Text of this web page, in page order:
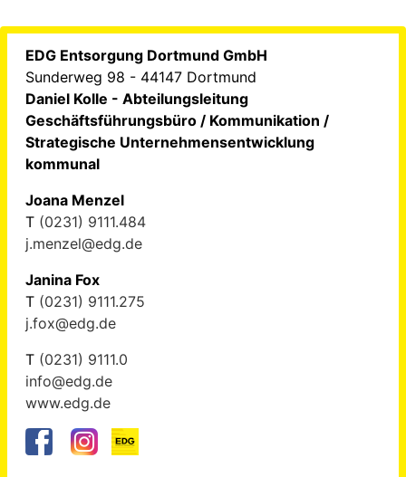
EDG Entsorgung Dortmund GmbH
Sunderweg 98 - 44147 Dortmund
Daniel Kolle - Abteilungsleitung
Geschäftsführungsbüro / Kommunikation /
Strategische Unternehmensentwicklung
kommunal
Joana Menzel
T (0231) 9111.484
j.menzel@edg.de
Janina Fox
T (0231) 9111.275
j.fox@edg.de
T (0231) 9111.0
info@edg.de
www.edg.de